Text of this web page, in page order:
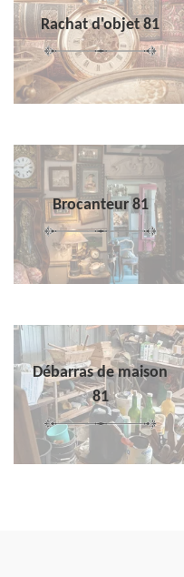
Rachat d'objet 81
Brocanteur 81
Débarras de maison
81